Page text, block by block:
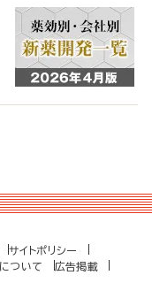
サイトポリシー
ついて
広告掲載